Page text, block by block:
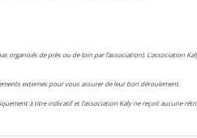
organisés de près ou de loin par l’association). L’association
externes pour vous assurer de leur bon déroulement.
à titre indicatif et l’association Kaly ne reçoit aucune